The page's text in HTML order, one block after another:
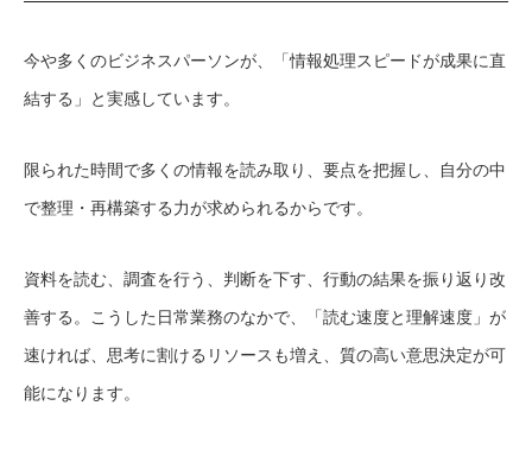
今や多くのビジネスパーソンが、「情報処理スピードが成果に直
結する」と実感しています。
限られた時間で多くの情報を読み取り、要点を把握し、自分の中
で整理・再構築する力が求められるからです。
資料を読む、調査を行う、判断を下す、行動の結果を振り返り改
善する。こうした日常業務のなかで、「読む速度と理解速度」が
速ければ、思考に割けるリソースも増え、質の高い意思決定が可
能になります。